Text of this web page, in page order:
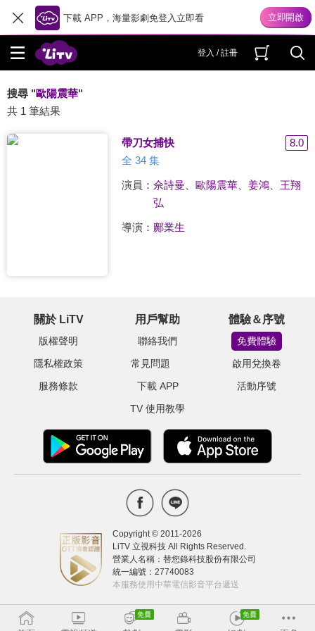
下載 APP，海量影劇免登入立即看
登入 / 註冊
搜尋 "歐陽震華"
共 1 筆結果
帶刀女捕快
8.0
全 34 集
演員： 佘詩曼 歐陽震華、 姜鴻、 王翔
弘
導演： 鄺業生
關於 LiTV
版權聲明
隱私權政策
服務條款
用戶幫助
聯絡我們
常見問題
下載 APP
TV 使用教學
體驗＆序號
免費體驗
啟用兌換卷
活動序號
Copyright © 2011-2026
LiTV 立視科技 All Rights Reserved.
營業人名稱：替您錄科技股份有限公司
統一編號：27740083
本服務使用中華電信影音平台遞送